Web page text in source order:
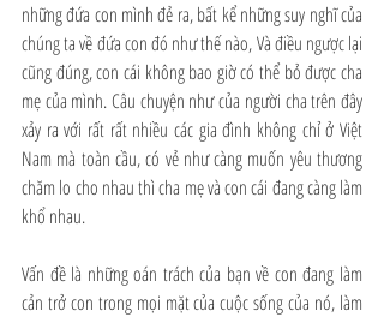
những đứa con mình đẻ ra, bất kể những suy nghĩ của
chúng ta về đứa con đó như thế nào, Và điều ngược lại
cũng đúng, con cái không bao giờ có thể bỏ được cha
mẹ của mình. Câu chuyện như của người cha trên đây
xảy ra với rất rất nhiều các gia đình không chỉ ở Việt
Nam mà toàn cầu, có vẻ như càng muốn yêu thương
chăm lo cho nhau thì cha mẹ và con cái đang càng làm
khổ nhau.
Vấn đề là những oán trách của bạn về con đang làm
cản trở con trong mọi mặt của cuộc sống của nó, làm